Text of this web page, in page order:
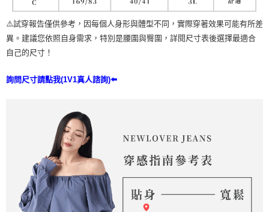
⚠️試穿報告僅供參考，因每個人身形與體型不同，實際穿著效果可能有所差
異。建議您依照自身需求，特別是腰圍與臀圍，詳閱尺寸表後選擇最適合
自己的尺寸！
詢問尺寸請點我(1V1真人諮詢)⬅️